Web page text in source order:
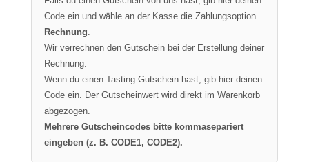
Code ein und wähle an der Kasse die Zahlungsoption
Rechnung.
Wir verrechnen den Gutschein bei der Erstellung deiner
Rechnung.
Wenn du einen Tasting-Gutschein hast, gib hier deinen
Code ein. Der Gutscheinwert wird direkt im Warenkorb
abgezogen.
Mehrere Gutscheincodes bitte kommasepariert
eingeben (z. B. CODE1, CODE2).